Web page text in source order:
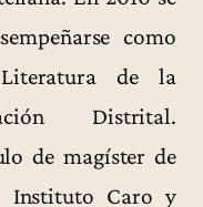
como
de la
Distrital.
de magíster de
Instituto Caro y